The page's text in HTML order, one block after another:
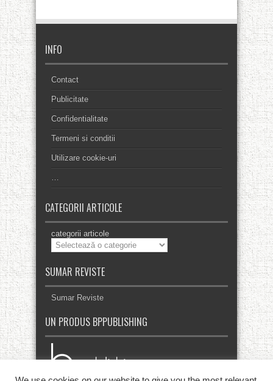
INFO
Contact
Publicitate
Confidentialitate
Termeni si conditii
Utilizare cookie-uri
…
CATEGORII ARTICOLE
categorii articole
SUMAR REVISTE
Sumar Reviste
UN PRODUS BPPUBLISHING